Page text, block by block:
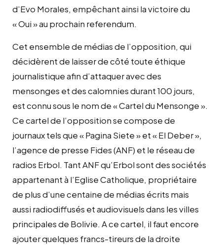
d’Evo Morales, empêchant ainsi la victoire du
« Oui » au prochain referendum.
Cet ensemble de médias de l’opposition, qui
décidèrent de laisser de côté toute éthique
journalistique afin d’attaquer avec des
mensonges et des calomnies durant 100 jours,
est connu sous le nom de « Cartel du Mensonge ».
Ce cartel de l’opposition se compose de
journaux tels que « Pagina Siete » et « El Deber »,
l’agence de presse Fides (ANF) et le réseau de
radios Erbol. Tant ANF qu’Erbol sont des sociétés
appartenant à l’Eglise Catholique, propriétaire
de plus d’une centaine de médias écrits mais
aussi radiodiffusés et audiovisuels dans les villes
principales de Bolivie. A ce cartel, il faut encore
ajouter quelques francs-tireurs de la droite